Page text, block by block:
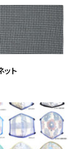
30 508
30 508
40 432
37
ット